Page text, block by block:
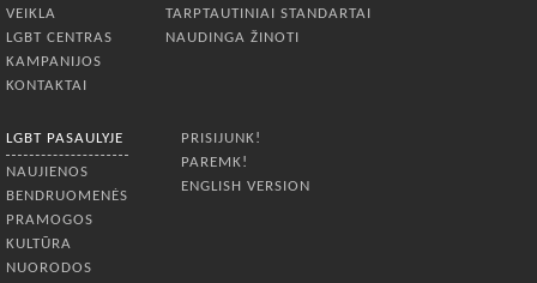
VEIKLA
LGBT CENTRAS
KAMPANIJOS
KONTAKTAI
TARPTAUTINIAI STANDARTAI
NAUDINGA ŽINOTI
LGBT PASAULYJE
NAUJIENOS
BENDRUOMENĖS
PRAMOGOS
KULTŪRA
NUORODOS
PRISIJUNK!
PAREMK!
ENGLISH VERSION